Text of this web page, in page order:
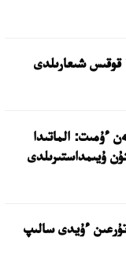
ءۇمىت: الماتىدا
كۇن ۇيىمداستىرىلدى
594 پاتەرى بار تۇرعىن ءۇيدى سالىپ